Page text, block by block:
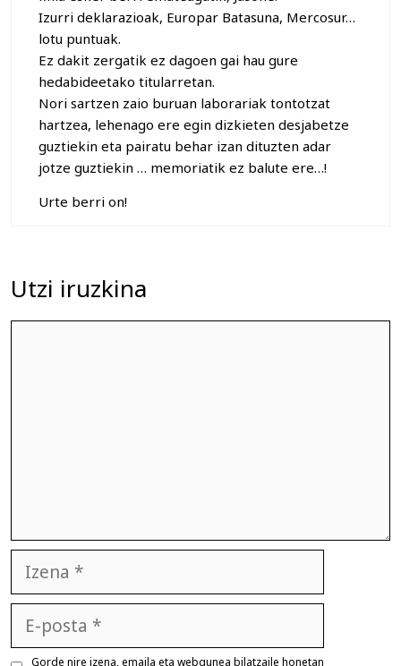
Izurri deklarazioak, Europar Batasuna, Mercosur…
lotu puntuak.
Ez dakit zergatik ez dagoen gai hau gure
hedabideetako titularretan.
Nori sartzen zaio buruan laborariak tontotzat
hartzea, lehenago ere egin dizkieten desjabetze
guztiekin eta pairatu behar izan dituzten adar
jotze guztiekin … memoriatik ez balute ere…!
Urte berri on!
Utzi iruzkina
posta
Gorde nire izena, emaila eta webgunea bilatzaile honetan